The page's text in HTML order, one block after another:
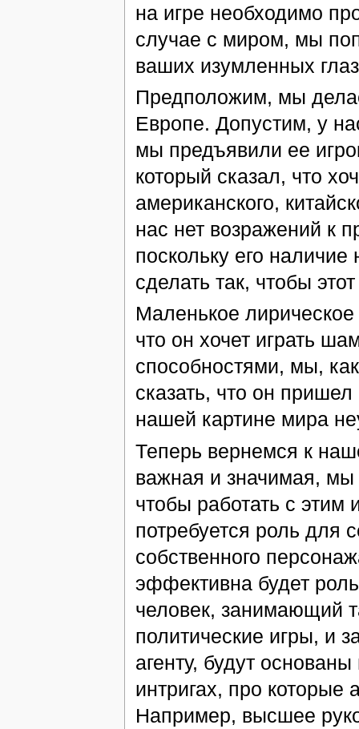
на игре необходимо
случае с миром, мы
ваших изумленных
Предположим, мы
Европе. Допустим, у
мы предъявили ее
который сказал, что
американского,
нас нет возражений к
поскольку его
сделать так, чтобы
Маленькое лирическое
что он хочет играть
способностями, мы,
сказать, что он
нашей картине мира
Теперь вернемся к
важная и значимая,
чтобы работать с этим
потребуется роль для
собственного
эффективна будет
человек, занимающий
политические игры, и
агенту, будут
интригах, про которые
Например, высшее